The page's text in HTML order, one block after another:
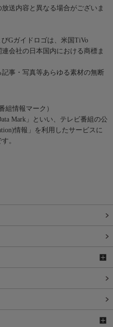
送内容と異なる場合がございま
Gガイドロゴは、米国TiVo
会社の日本国内における商標ま
事・写真等あらゆる素材の無断
組情報マーク）
Mark」といい、テレビ番組の公
情報」を利用したサービスに
。